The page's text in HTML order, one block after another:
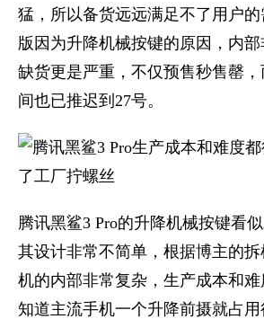
猛，所以备货远远满足不了用户
版因为升降机械按键的原因，内部
缺货更是严重，不仅预售秒售罄
间也已推迟到27号。
腾讯黑鲨3 Pro的升降机械按键看
其设计非常不简单，根据博主的
机的内部非常复杂，生产成本和
知道主流手机一个升降前摄就占